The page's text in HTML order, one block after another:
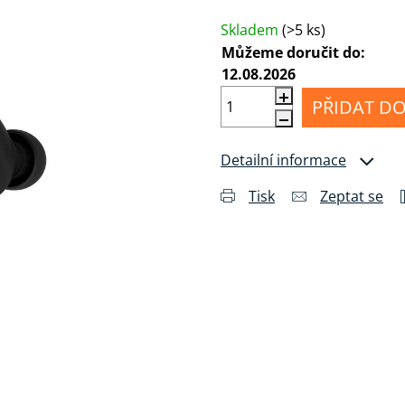
pro
sluchátka
Anténní
kabely
a
drobné
příslušenství
Skladem (>5 ks)
Můžeme doručit do:
12.08.2026
PŘIDAT
Detailní informace
Tisk
Zeptat se